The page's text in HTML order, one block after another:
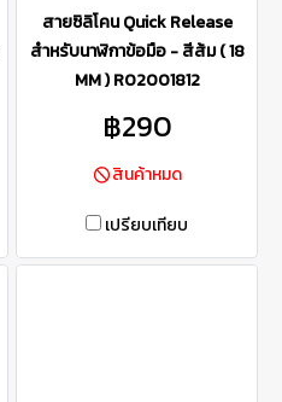
สายซิลิโคน Quick Release
สำหรับนาฬิกาข้อมือ - สีส้ม ( 18
MM ) R02001812
฿290
สินค้าหมด
เปรียบเทียบ